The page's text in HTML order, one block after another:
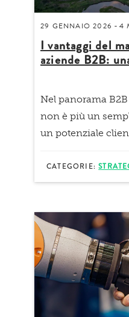
29 GENNAIO 2026 - 4
I vantaggi del
aziende B2B:
Nel panorama
non è più un
un potenziale
CATEGORIE: